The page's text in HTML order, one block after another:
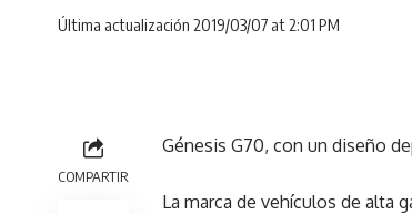
Última actualización 2019/03/07 at 2:01 PM
COMPARTIR
Génesis G70, con un diseño
La marca de vehículos de alta